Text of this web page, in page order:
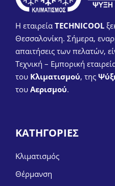
Η εταιρεία TECHNICOOL
Θεσσαλονίκη. Σήμερα,
απαιτήσεις των πελατών,
Τεχνική – Εμπορική
του Κλιματισμού, της
του Αερισμού.
ΚΑΤΗΓΟΡΙΕΣ
Κλιματισμός
Θέρμανση